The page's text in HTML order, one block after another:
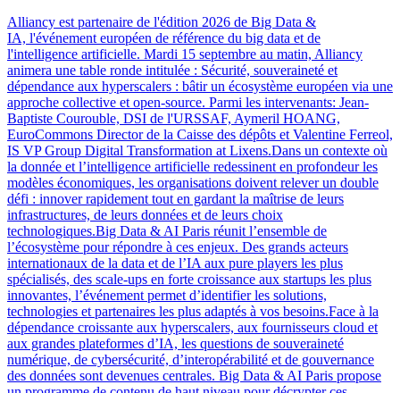
Alliancy est partenaire de l'édition 2026 de Big Data &
IA, l'événement européen de référence du big data et de
l'intelligence artificielle. Mardi 15 septembre au matin, Alliancy
animera une table ronde intitulée : Sécurité, souveraineté et
dépendance aux hyperscalers : bâtir un écosystème européen via une
approche collective et open-source. Parmi les intervenants: Jean-
Baptiste Courouble, DSI de l'URSSAF, Aymeril HOANG,
EuroCommons Director de la Caisse des dépôts et Valentine Ferreol,
IS VP Group Digital Transformation at Lixens.Dans un contexte où
la donnée et l’intelligence artificielle redessinent en profondeur les
modèles économiques, les organisations doivent relever un double
défi : innover rapidement tout en gardant la maîtrise de leurs
infrastructures, de leurs données et de leurs choix
technologiques.Big Data & AI Paris réunit l’ensemble de
l’écosystème pour répondre à ces enjeux. Des grands acteurs
internationaux de la data et de l’IA aux pure players les plus
spécialisés, des scale-ups en forte croissance aux startups les plus
innovantes, l’événement permet d’identifier les solutions,
technologies et partenaires les plus adaptés à vos besoins.Face à la
dépendance croissante aux hyperscalers, aux fournisseurs cloud et
aux grandes plateformes d’IA, les questions de souveraineté
numérique, de cybersécurité, d’interopérabilité et de gouvernance
des données sont devenues centrales. Big Data & AI Paris propose